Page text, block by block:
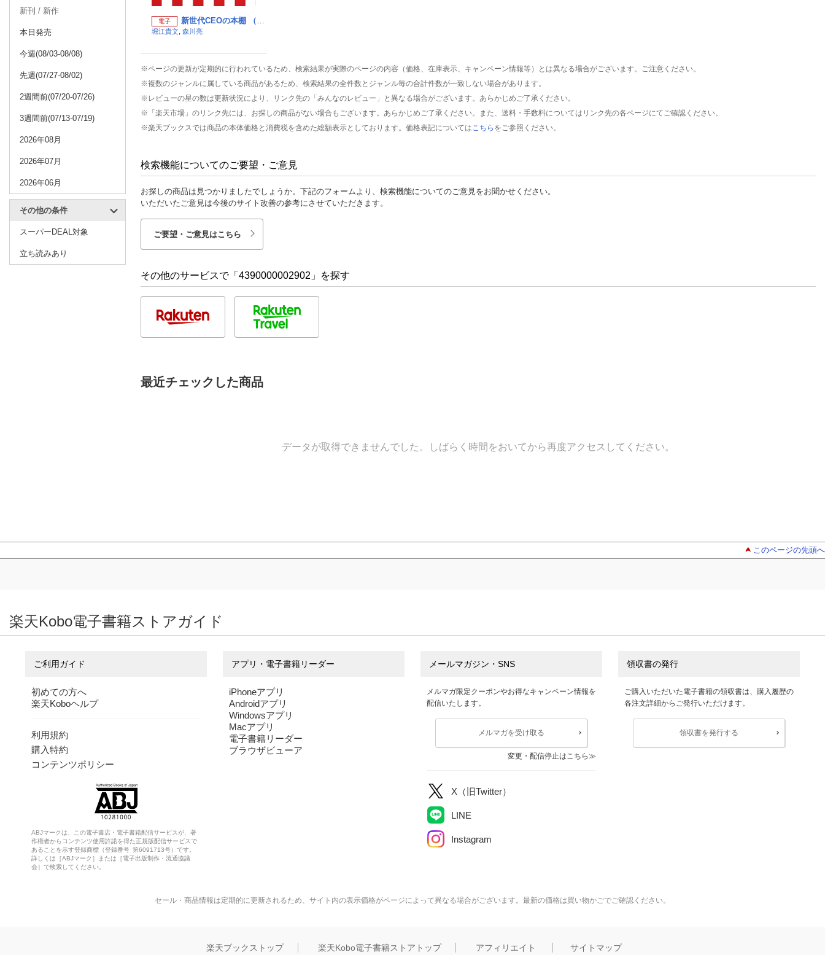
新刊 / 新作
本日発売
今週(08/03-08/08)
先週(07/27-08/02)
2週間前(07/20-07/26)
3週間前(07/13-07/19)
2026年08月
2026年07月
2026年06月
その他の条件
スーパーDEAL対象
立ち読みあり
電子 新世代CEOの本棚 （文春e-book）
堀江貴文 森川亮
※ページの更新が定期的に行われているため、検索結果が実際のページの内容（価格、在庫表示、キャンペーン情報等）とは異なる場合がございます。ご注意ください。
※複数のジャンルに属している商品があるため、検索結果の全件数とジャンル毎の合計件数が一致しない場合があります。
※レビューの星の数は更新状況により、リンク先の「みんなのレビュー」と異なる場合がございます。あらかじめご了承ください。
※「楽天市場」のリンク先には、お探しの商品がない場合もございます。あらかじめご了承ください。また、送料・手数料についてはリンク先の各ページにてご確認ください。
※楽天ブックスでは商品の本体価格と消費税を含めた総額表示としております。価格表記については こちら をご参照ください。
検索機能についてのご要望・ご意見
お探しの商品は見つかりましたでしょうか。下記のフォームより、検索機能についてのご意見をお聞かせください。
いただいたご意見は今後のサイト改善の参考にさせていただきます。
ご要望・ご意見はこちら
その他のサービスで「4390000002902」を探す
最近チェックした商品
データが取得できませんでした。しばらく時間をおいてから再度アクセスしてください。
このページの先頭へ
楽天Kobo電子書籍ストアガイド
ご利用ガイド
初めての方へ
楽天Koboヘルプ
利用規約
購入特約
コンテンツポリシー
ABJマークは、この電子書店・電子書籍配信サービスが、著
作権者からコンテンツ使用許諾を得た正規版配信サービスで
あることを示す登録商標（登録番号 第6091713号）です。
詳しくは［ABJマーク］または［電子出版制作・流通協議
会］で検索してください。
アプリ・電子書籍リーダー
iPhoneアプリ
Androidアプリ
Windowsアプリ
Macアプリ
電子書籍リーダー
ブラウザビューア
メールマガジン・SNS
メルマガ限定クーポンやお得なキャンペーン情報を
配信いたします。
メルマガを受け取る
変更・配信停止はこちら
X（旧Twitter）
LINE
Instagram
領収書の発行
ご購入いただいた電子書籍の領収書は、購入履歴の
各注文詳細からご発行いただけます。
領収書を発行する
セール・商品情報は定期的に更新されるため、サイト内の表示価格がページによって異なる場合がございます。最新の価格は買い物かごでご確認ください。
楽天ブックストップ 楽天Kobo電子書籍ストアトップ アフィリエイト サイトマップ